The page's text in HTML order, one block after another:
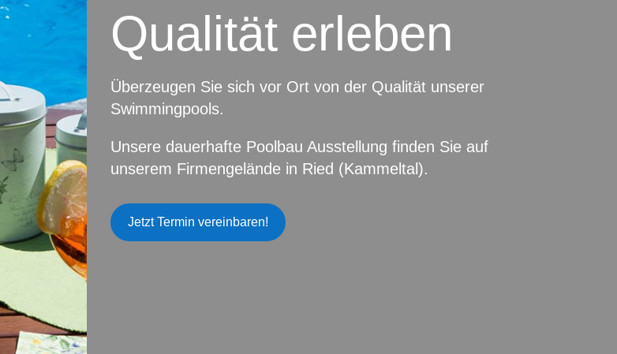
Qualität erleben
Überzeugen Sie sich vor Ort von der Qualität unserer
Swimmingpools.
Unsere dauerhafte Poolbau Ausstellung finden Sie auf
unserem Firmengelände in Ried (Kammeltal).
Jetzt Termin vereinbaren!